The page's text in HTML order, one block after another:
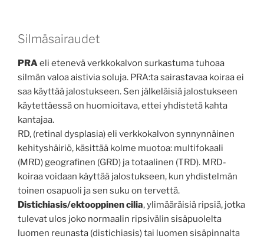
Silmäsairaudet
PRA eli etenevä verkkokalvon surkastuma tuhoaa
silmän valoa aistivia soluja. PRA:ta sairastavaa koiraa ei
saa käyttää jalostukseen. Sen jälkeläisiä jalostukseen
käytettäessä on huomioitava, ettei yhdistetä kahta
kantajaa.
RD, (retinal dysplasia) eli verkkokalvon synnynnäinen
kehityshäiriö, käsittää kolme muotoa: multifokaali
(MRD) geografinen (GRD) ja totaalinen (TRD). MRD-
koiraa voidaan käyttää jalostukseen, kun yhdistelmän
toinen osapuoli ja sen suku on tervettä.
Distichiasis/ektooppinen cilia, ylimääräisiä ripsiä, jotka
tulevat ulos joko normaalin ripsivälin sisäpuolelta
luomen reunasta (distichiasis) tai luomen sisäpinnalta